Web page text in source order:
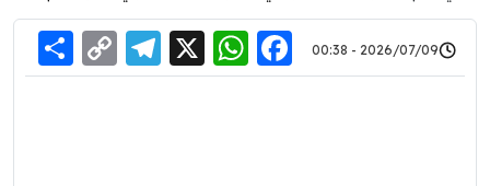
2026/07/09 - 00:38
Facebook
WhatsApp
X
Link